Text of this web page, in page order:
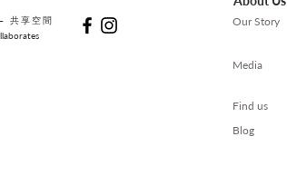
享空間
Our Story
Media
Find us
Blog